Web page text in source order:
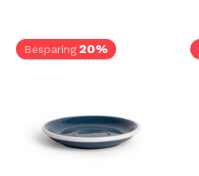
Besparing 20%